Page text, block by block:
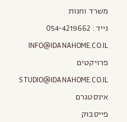
משרד וחנות
נייד: 054-4219662
INFO@IDANAHOME.CO.IL
פרויקטים
STUDIO@IDANAHOME.CO.IL
אינסטגרם
פייסבוק